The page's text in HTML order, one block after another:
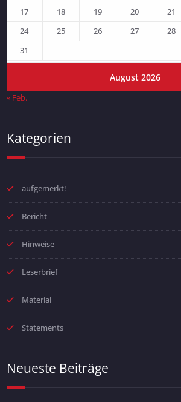
August 2026
17
18 19 20 21
24
25 26 27 28
31
« Feb.
Kategorien
aufgemerkt!
Bericht
Hinweise
Leserbrief
Material
Statements
Neueste Beiträge